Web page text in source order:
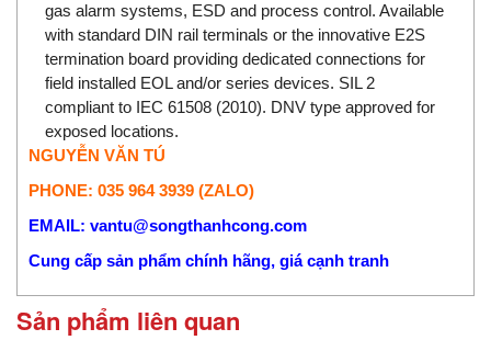
gas alarm systems, ESD and process control. Available
with standard DIN rail terminals or the innovative E2S
termination board providing dedicated connections for
field installed EOL and/or series devices. SIL 2
compliant to IEC 61508 (2010). DNV type approved for
exposed locations.
NGUYỄN VĂN TÚ
PHONE: 035 964 3939 (ZALO)
EMAIL: vantu@songthanhcong.com
Cung cấp sản phẩm chính hãng, giá cạnh tranh
Sản phẩm liên quan